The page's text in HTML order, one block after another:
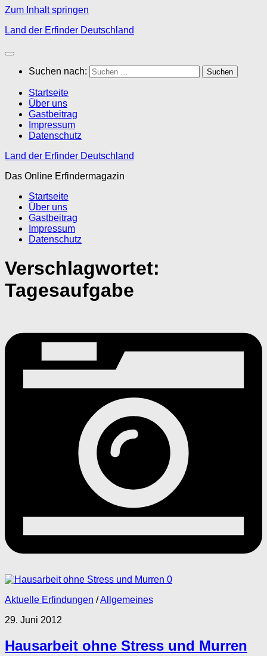
Zum Inhalt springen
Land der Erfinder Deutschland
Suchen nach:
Startseite
Über uns
Gastbeitrag
Impressum
Datenschutz
Land der Erfinder Deutschland
Das Online Erfindermagazin
Startseite
Über uns
Gastbeitrag
Impressum
Datenschutz
Verschlagwortet:
Tagesaufgabe
0
Aktuelle Erfindungen /Allgemeines
29. Juni 2012
Hausarbeit ohne Stress und Murren